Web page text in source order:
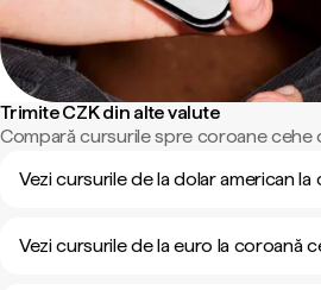
Trimite CZK din alte valute
Compară cursurile spre coroane cehe
Vezi cursurile de la dolar american la
Vezi cursurile de la euro la coroană